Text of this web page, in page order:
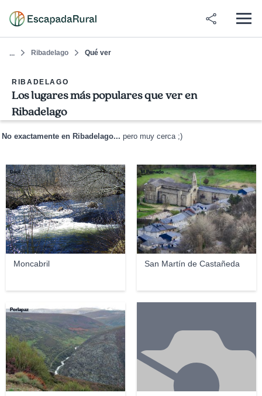
... Ribadelago Qué ver
RIBADELAGO
Los lugares más populares que ver en
Ribadelago
No exactamente en Ribadelago... pero muy cerca ;)
Moncabril
Dácil
San Martín de Castañeda
M.Peinado
Porlapaz